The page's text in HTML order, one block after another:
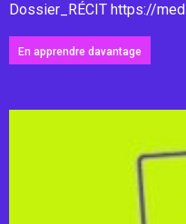
Dossier_RÉCIT https://
En apprendre davantage